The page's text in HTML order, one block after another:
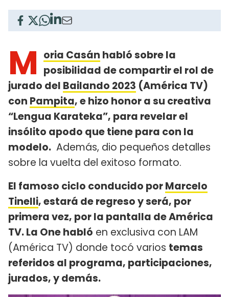
M oria Casán habló sobre la
posibilidad de compartir el rol de
jurado del Bailando 2023 (América TV)
con Pampita, e hizo honor a su creativa
“Lengua Karateka”, para revelar el
insólito apodo que tiene para con la
modelo. Además, dio pequeños detalles
sobre la vuelta del exitoso formato.
El famoso ciclo conducido porMarcelo
Tinelli, estará de regreso y será, por
primera vez, por la pantalla de América
TV. La One habló en exclusiva con LAM
(América TV) donde tocó varios temas
referidos al programa, participaciones,
jurados, y demás.